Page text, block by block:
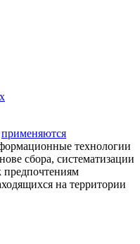
применяются
технологии
сбора, систематизации
предпочтениям
на территории